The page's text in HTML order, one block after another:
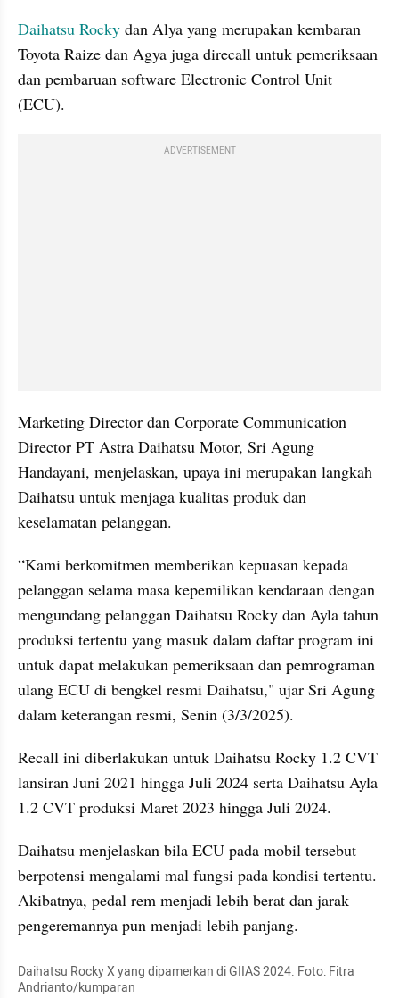
Daihatsu Rocky dan Alya yang merupakan kembaran
Toyota Raize dan Agya juga direcall untuk pemeriksaan
dan pembaruan software Electronic Control Unit
(ECU).
ADVERTISEMENT
Marketing Director dan Corporate Communication
Director PT Astra Daihatsu Motor, Sri Agung
Handayani, menjelaskan, upaya ini merupakan langkah
Daihatsu untuk menjaga kualitas produk dan
keselamatan pelanggan.
“Kami berkomitmen memberikan kepuasan kepada
pelanggan selama masa kepemilikan kendaraan dengan
mengundang pelanggan Daihatsu Rocky dan Ayla tahun
produksi tertentu yang masuk dalam daftar program ini
untuk dapat melakukan pemeriksaan dan pemrograman
ulang ECU di bengkel resmi Daihatsu," ujar Sri Agung
dalam keterangan resmi, Senin (3/3/2025).
Recall ini diberlakukan untuk Daihatsu Rocky 1.2 CVT
lansiran Juni 2021 hingga Juli 2024 serta Daihatsu Ayla
1.2 CVT produksi Maret 2023 hingga Juli 2024.
Daihatsu menjelaskan bila ECU pada mobil tersebut
berpotensi mengalami mal fungsi pada kondisi tertentu.
Akibatnya, pedal rem menjadi lebih berat dan jarak
pengeremannya pun menjadi lebih panjang.
Daihatsu Rocky X yang dipamerkan di GIIAS 2024. Foto: Fitra
Andrianto/kumparan